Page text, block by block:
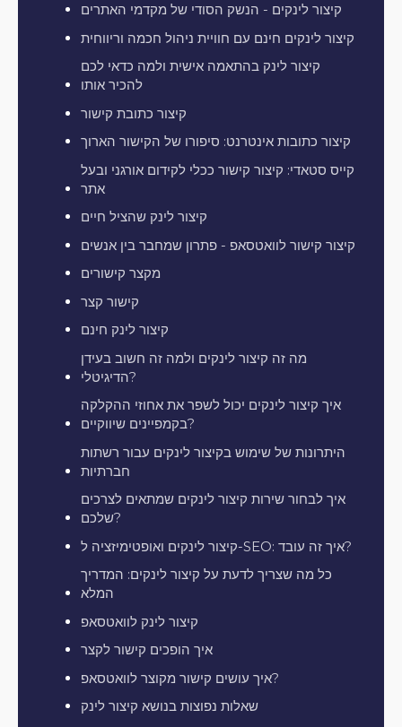
קיצור לינקים - הנשק הסודי של מקדמי האתרים
קיצור לינקים חינם עם חוויית ניהול חכמה וריווחית
קיצור לינק בהתאמה אישית ולמה כדאי לכם
להכיר אותו
קיצור כתובת קישור
קיצור כתובות אינטרנט: סיפורו של הקישור הארוך
קייס סטאדי: קיצור קישור ככלי לקידום אורגני ובעל
אתר
קיצור לינק שהציל חיים
קיצור קישור לוואטסאפ - פתרון שמחבר בין אנשים
מקצר קישורים
קישור קצר
קיצור לינק חינם
מה זה קיצור לינקים ולמה זה חשוב בעידן
הדיגיטלי?
איך קיצור לינקים יכול לשפר את אחוזי ההקלקה
בקמפיינים שיווקיים?
היתרונות של שימוש בקיצור לינקים עבור רשתות
חברתיות
איך לבחור שירות קיצור לינקים שמתאים לצרכים
שלכם?
קיצור לינקים ואופטימיזציה ל-SEO: איך זה עובד?
כל מה שצריך לדעת על קיצור לינקים: המדריך
המלא
קיצור לינק לוואטסאפ
איך הופכים קישור לקצר
איך עושים קישור מקוצר לוואטסאפ?
שאלות נפוצות בנושא קיצור לינק